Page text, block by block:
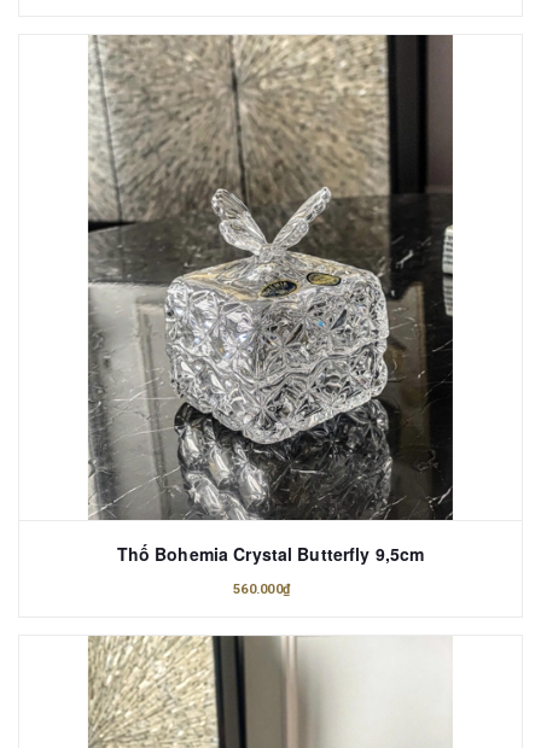
Thố Bohemia Crystal Butterfly 9,5cm
560.000₫